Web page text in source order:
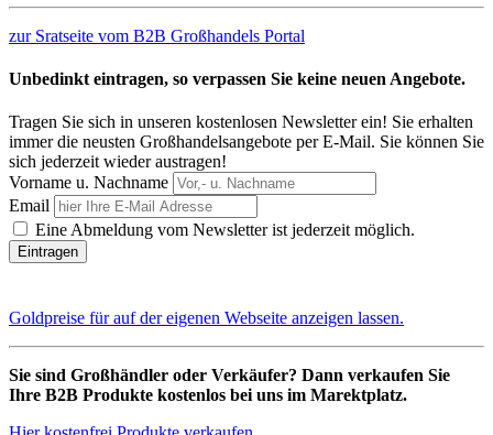
zur Sratseite vom B2B Großhandels Portal
Unbedinkt eintragen, so verpassen Sie keine neuen Angebote.
Tragen Sie sich in unseren kostenlosen Newsletter ein! Sie erhalten
immer die neusten Großhandelsangebote per E-Mail. Sie können Sie
sich jederzeit wieder austragen!
Vorname u. Nachname
Email
Eine Abmeldung vom Newsletter ist jederzeit möglich.
Goldpreise für auf der eigenen Webseite anzeigen lassen.
Sie sind Großhändler oder Verkäufer? Dann verkaufen Sie
Ihre B2B Produkte kostenlos bei uns im Marektplatz.